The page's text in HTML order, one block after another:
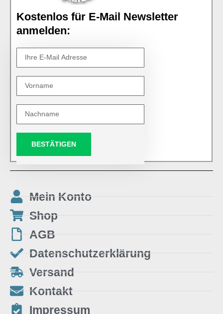
Kostenlos für E-Mail Newsletter
anmelden:
BESTÄTIGEN
Mein Konto
Shop
AGB
Datenschutzerklärung
Versand
Kontakt
Impressum